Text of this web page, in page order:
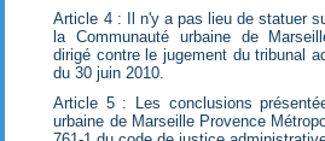
Article 4 : Il n'y a pas lieu de statuer
la Communauté urbaine de
dirigé contre le jugement du tribunal
du 30 juin 2010.
Article 5 : Les conclusions
urbaine de Marseille Provence